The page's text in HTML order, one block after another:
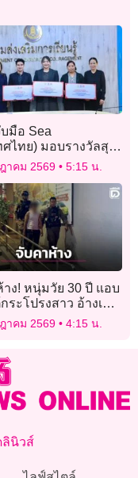
มือ Sea
ศไทย) มอบรางวัลสุด
ขายออนไลน์ ยก
รูสู่ผู้ประกอบการ
าคม 2569 5:15 น.
ง! หนุ่มวัย 30 ปี แอบ
ระโปรงสาว อ้างเพิ่ง
รก แต่ในมือถือรูป
ยบ
าคม 2569 4:15 น.
ลินิวส์